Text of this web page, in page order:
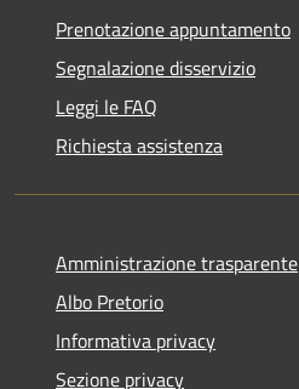
Prenotazione appuntamento
Segnalazione disservizio
Leggi le FAQ
Richiesta assistenza
Amministrazione trasparente
Albo Pretorio
Informativa privacy
Sezione privacy